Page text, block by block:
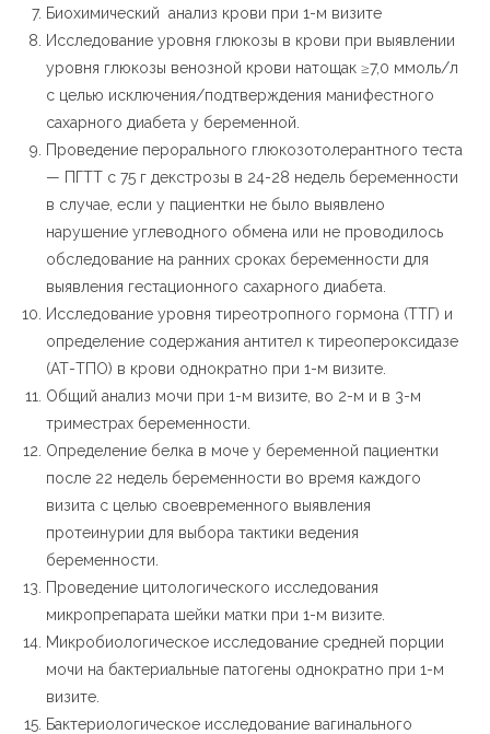
Биохимический анализ крови при 1-м визите
Исследование уровня глюкозы в крови при выявлении
уровня глюкозы венозной крови натощак ≥7,0 ммоль/л
с целью исключения/подтверждения манифестного
сахарного диабета у беременной.
Проведение перорального глюкозотолерантного теста
— ПГТТ с 75 г декстрозы в 24-28 недель беременности
в случае, если у пациентки не было выявлено
нарушение углеводного обмена или не проводилось
обследование на ранних сроках беременности для
выявления гестационного сахарного диабета.
Исследование уровня тиреотропного гормона (ТТГ) и
определение содержания антител к тиреопероксидазе
(АТ-ТПО) в крови однократно при 1-м визите.
Общий анализ мочи при 1-м визите, во 2-м и в 3-м
триместрах беременности.
Определение белка в моче у беременной пациентки
после 22 недель беременности во время каждого
визита с целью своевременного выявления
протеинурии для выбора тактики ведения
беременности.
Проведение цитологического исследования
микропрепарата шейки матки при 1-м визите.
Микробиологическое исследование средней порции
мочи на бактериальные патогены однократно при 1-м
визите.
Бактериологическое исследование вагинального